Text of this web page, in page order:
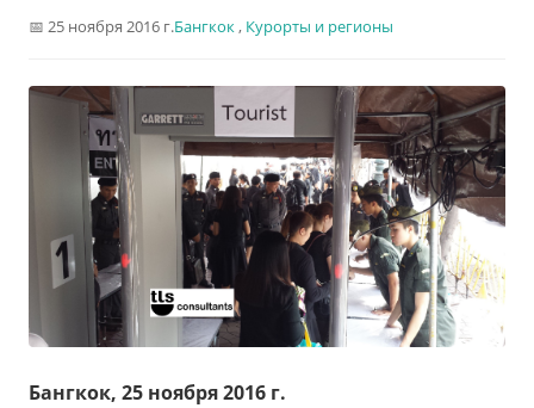
25 ноября 2016 г.Бангкок, Курорты и регионы
Бангкок, 25 ноября 2016 г.